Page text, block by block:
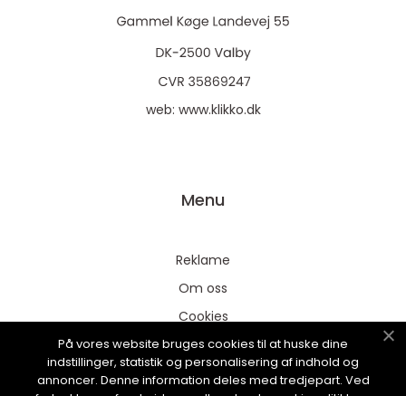
web: www.klikko.dk
Menu
Reklame
Om oss
Cookies
Kontakt Oss
Sitemap
På vores website bruges cookies til at huske dine
indstillinger, statistik og personalisering af indhold og
annoncer. Denne information deles med tredjepart. Ved